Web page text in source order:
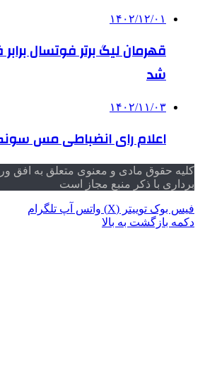
۱۴۰۲/۱۲/۰۱
قهرمان لیگ برتر فوتسال
شد
۱۴۰۲/۱۱/۰۳
اعلام رای انضباطی مس
کلیه حقوق مادی و معنوی متعلق به افق
برداری با ذکر منبع مجاز است
فیس بوک توییتر (X) واتس آپ تلگرام
دکمه بازگشت به بالا